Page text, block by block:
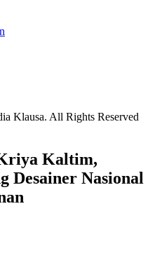
Klausa. All Rights Reserved
Kaltim,
Desainer Nasional